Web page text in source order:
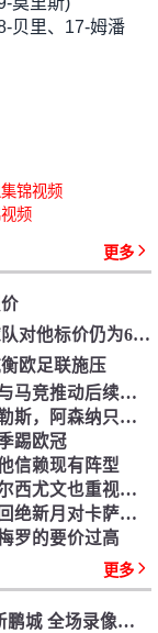
里、17-姆潘
锦视频
频
更多
隆加里：莱奥倾向留米兰但不续约，球队对他标价仍为6000万欧
欧足联施压
罗马诺：鲁杰里赞同维拉报价，正等待与马竞推动后续过程
罗马诺：热苏斯新经纪人今日会晤那不勒斯，阿森纳只考虑永久转会
踢欧冠
信赖现有阵型
踢球者：多特考虑康斯坦泰利亚斯，切尔西尤文也重视该球员
要价3000万至4000万欧元，每体：巴萨回绝新月对卡萨多报价
罗的要价过高
更多
08月07日 中超第22轮 北京国安vs深圳新鹏城 全场录像回放